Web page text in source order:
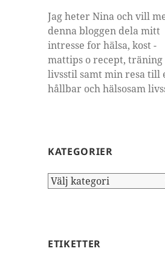
Jag heter Nina och vill
denna bloggen dela mitt
intresse for hälsa, kost -
mattips o recept, träning
livsstil samt min resa till
hållbar och hälsosam
KATEGORIER
Kategorier
ETIKETTER